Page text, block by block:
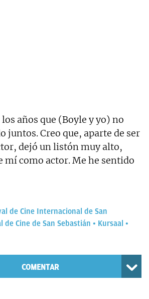
años que (Boyle y yo) no
juntos. Creo que, aparte de ser
dejó un listón muy alto,
mí como actor. Me he sentido
de Cine Internacional de San
de Cine de San Sebastián
Kursaal
COMENTAR